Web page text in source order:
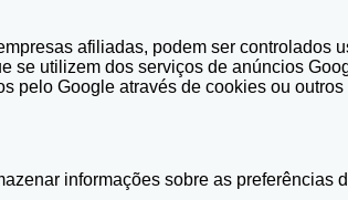
afiliadas, podem ser
se utilizem dos serviços de anúncios
pelo Google através de cookies ou
informações sobre as preferências